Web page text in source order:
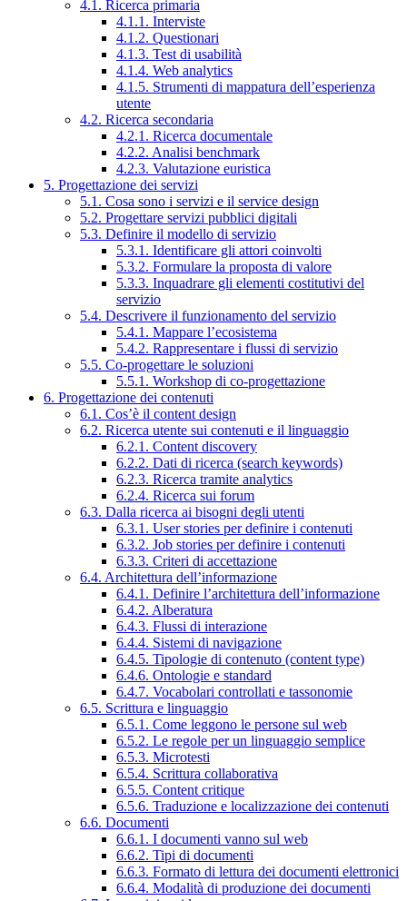
4.1. Ricerca primaria
4.1.1. Interviste
4.1.2. Questionari
4.1.3. Test di usabilità
4.1.4. Web analytics
4.1.5. Strumenti di mappatura dell’esperienza
utente
4.2. Ricerca secondaria
4.2.1. Ricerca documentale
4.2.2. Analisi benchmark
4.2.3. Valutazione euristica
5. Progettazione dei servizi
5.1. Cosa sono i servizi e il service design
5.2. Progettare servizi pubblici digitali
5.3. Definire il modello di servizio
5.3.1. Identificare gli attori coinvolti
5.3.2. Formulare la proposta di valore
5.3.3. Inquadrare gli elementi costitutivi del
servizio
5.4. Descrivere il funzionamento del servizio
5.4.1. Mappare l’ecosistema
5.4.2. Rappresentare i flussi di servizio
5.5. Co-progettare le soluzioni
5.5.1. Workshop di co-progettazione
6. Progettazione dei contenuti
6.1. Cos’è il content design
6.2. Ricerca utente sui contenuti e il linguaggio
6.2.1. Content discovery
6.2.2. Dati di ricerca (search keywords)
6.2.3. Ricerca tramite analytics
6.2.4. Ricerca sui forum
6.3. Dalla ricerca ai bisogni degli utenti
6.3.1. User stories per definire i contenuti
6.3.2. Job stories per definire i contenuti
6.3.3. Criteri di accettazione
6.4. Architettura dell’informazione
6.4.1. Definire l’architettura dell’informazione
6.4.2. Alberatura
6.4.3. Flussi di interazione
6.4.4. Sistemi di navigazione
6.4.5. Tipologie di contenuto (content type)
6.4.6. Ontologie e standard
6.4.7. Vocabolari controllati e tassonomie
6.5. Scrittura e linguaggio
6.5.1. Come leggono le persone sul web
6.5.2. Le regole per un linguaggio semplice
6.5.3. Microtesti
6.5.4. Scrittura collaborativa
6.5.5. Content critique
6.5.6. Traduzione e localizzazione dei contenuti
6.6. Documenti
6.6.1. I documenti vanno sul web
6.6.2. Tipi di documenti
6.6.3. Formato di lettura dei documenti elettronici
6.6.4. Modalità di produzione dei documenti